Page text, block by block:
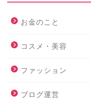
お金のこと
コスメ・美容
ファッション
ブログ運営